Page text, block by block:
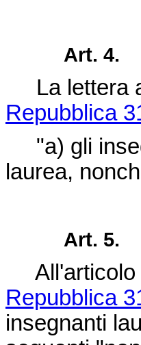
Art. 4.
La lettera
Repubblica
"a) gli
laurea,
Art. 5.
All'articolo
Repubblica
insegnanti